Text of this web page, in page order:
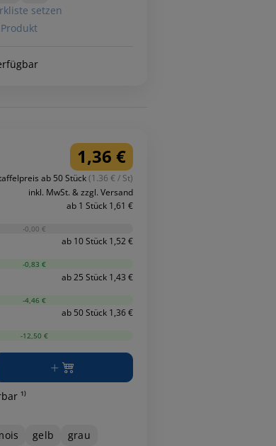
setzen
1,36 €
ab 50 Stück(1.36 € / St)
inkl. MwSt. & zzgl. Versand
ab 1 Stück 1,61 €
-0,00 €
ab 10 Stück 1,52 €
-0,83 €
ab 25 Stück 1,43 €
-4,46 €
ab 50 Stück 1,36 €
-12,50 €
¹⁾
gelb grau